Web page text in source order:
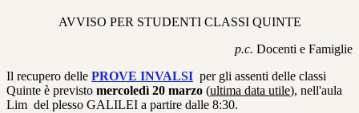
AVVISO PER STUDENTI CLASSI QUINTE
p.c. Docenti e Famiglie
Il recupero delle PROVE INVALSI per gli assenti delle classi
Quinte è previsto mercoledì 20 marzo (ultima data utile), nell'aula
Lim del plesso GALILEI a partire dalle 8:30.